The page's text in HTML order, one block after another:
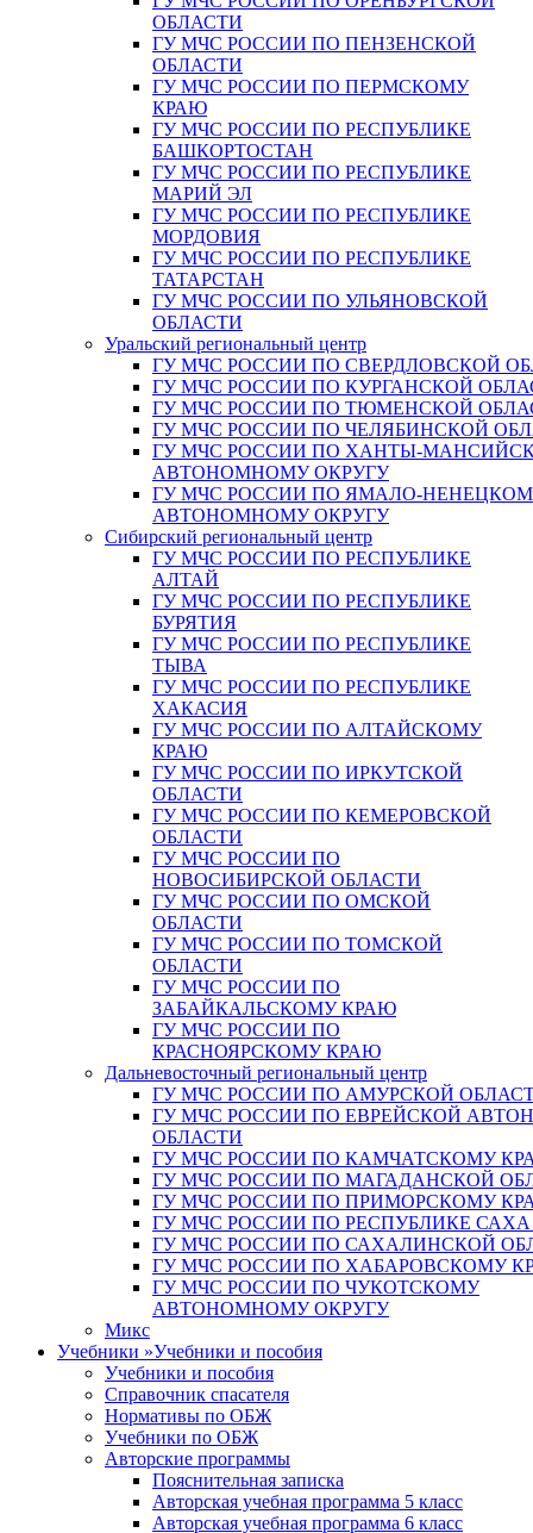
ОБЛАСТИ
ГУ МЧС РОССИИ ПО ПЕНЗЕНСКОЙ
ОБЛАСТИ
ГУ МЧС РОССИИ ПО ПЕРМСКОМУ
КРАЮ
ГУ МЧС РОССИИ ПО РЕСПУБЛИКЕ
БАШКОРТОСТАН
ГУ МЧС РОССИИ ПО РЕСПУБЛИКЕ
МАРИЙ ЭЛ
ГУ МЧС РОССИИ ПО РЕСПУБЛИКЕ
МОРДОВИЯ
ГУ МЧС РОССИИ ПО РЕСПУБЛИКЕ
ТАТАРСТАН
ГУ МЧС РОССИИ ПО УЛЬЯНОВСКОЙ
ОБЛАСТИ
Уральский региональный центр
ГУ МЧС РОССИИ ПО СВЕРДЛОВСКОЙ
ГУ МЧС РОССИИ ПО КУРГАНСКОЙ
ГУ МЧС РОССИИ ПО ТЮМЕНСКОЙ
ГУ МЧС РОССИИ ПО ЧЕЛЯБИНСКОЙ
ГУ МЧС РОССИИ ПО ХАНТЫ-
АВТОНОМНОМУ ОКРУГУ
ГУ МЧС РОССИИ ПО ЯМАЛО-
АВТОНОМНОМУ ОКРУГУ
Сибирский региональный центр
ГУ МЧС РОССИИ ПО РЕСПУБЛИКЕ
АЛТАЙ
ГУ МЧС РОССИИ ПО РЕСПУБЛИКЕ
БУРЯТИЯ
ГУ МЧС РОССИИ ПО РЕСПУБЛИКЕ
ТЫВА
ГУ МЧС РОССИИ ПО РЕСПУБЛИКЕ
ХАКАСИЯ
ГУ МЧС РОССИИ ПО АЛТАЙСКОМУ
КРАЮ
ГУ МЧС РОССИИ ПО ИРКУТСКОЙ
ОБЛАСТИ
ГУ МЧС РОССИИ ПО КЕМЕРОВСКОЙ
ОБЛАСТИ
ГУ МЧС РОССИИ ПО
НОВОСИБИРСКОЙ ОБЛАСТИ
ГУ МЧС РОССИИ ПО ОМСКОЙ
ОБЛАСТИ
ГУ МЧС РОССИИ ПО ТОМСКОЙ
ОБЛАСТИ
ГУ МЧС РОССИИ ПО
ЗАБАЙКАЛЬСКОМУ КРАЮ
ГУ МЧС РОССИИ ПО
КРАСНОЯРСКОМУ КРАЮ
Дальневосточный региональный центр
ГУ МЧС РОССИИ ПО АМУРСКОЙ
ГУ МЧС РОССИИ ПО ЕВРЕЙСКОЙ
ОБЛАСТИ
ГУ МЧС РОССИИ ПО КАМЧАТСКОМУ
ГУ МЧС РОССИИ ПО МАГАДАНСКОЙ
ГУ МЧС РОССИИ ПО ПРИМОРСКОМУ
ГУ МЧС РОССИИ ПО РЕСПУБЛИКЕ
ГУ МЧС РОССИИ ПО САХАЛИНСКОЙ
ГУ МЧС РОССИИ ПО ХАБАРОВСКОМУ
ГУ МЧС РОССИИ ПО ЧУКОТСКОМУ
АВТОНОМНОМУ ОКРУГУ
Микс
Учебники »Учебники и пособия
Учебники и пособия
Справочник спасателя
Нормативы по ОБЖ
Учебники по ОБЖ
Авторские программы
Пояснительная записка
Авторская учебная программа 5 класс
Авторская учебная программа 6 класс